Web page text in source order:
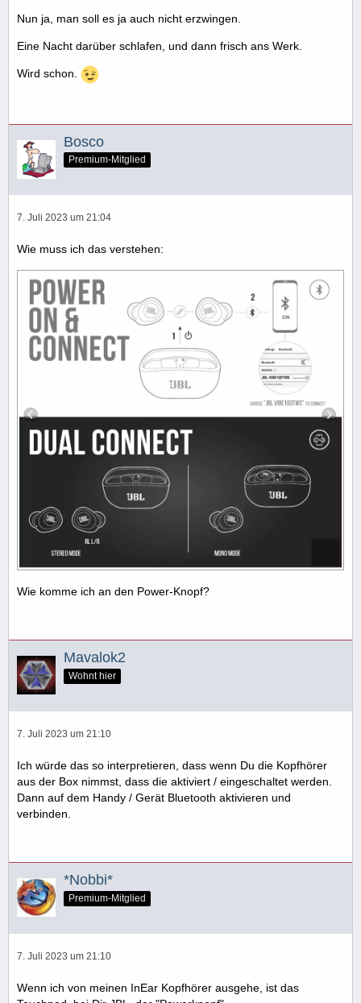
Nun ja, man soll es ja auch nicht erzwingen.
Eine Nacht darüber schlafen, und dann frisch ans Werk.
Wird schon.
Bosco
Premium-Mitglied
7. Juli 2023 um 21:04
Wie muss ich das verstehen:
Wie komme ich an den Power-Knopf?
Mavalok2
Wohnt hier
7. Juli 2023 um 21:10
Ich würde das so interpretieren, dass wenn Du die Kopfhörer
aus der Box nimmst, dass die aktiviert / eingeschaltet werden.
Dann auf dem Handy / Gerät Bluetooth aktivieren und
verbinden.
*Nobbi*
Premium-Mitglied
7. Juli 2023 um 21:10
Wenn ich von meinen InEar Kopfhörer ausgehe, ist das